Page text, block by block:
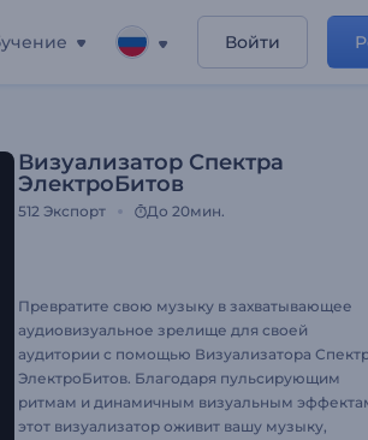
Войти
Визуализатор Спектра
ЭлектроБитов
512 Экспорт До 20мин.
Превратите свою музыку в захватывающее
аудиовизуальное зрелище для своей
аудитории с помощью Визуализатора
ЭлектроБитов. Благодаря пульсирующим
ритмам и динамичным визуальным
этот визуализатор оживит вашу музыку,